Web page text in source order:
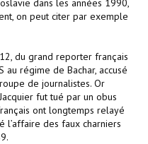
dans les années 1990,
on peut citer par exemple
du grand reporter français
au régime de Bachar, accusé
de journalistes. Or
fut tué par un obus
ont longtemps relayé
l’affaire des faux charniers